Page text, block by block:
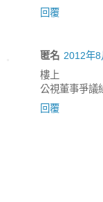
回覆
匿名 2012年
樓上
公視董事爭議
回覆